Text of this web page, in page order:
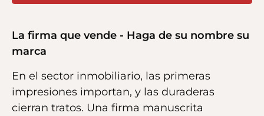
La firma que vende - Haga de su nombre su
marca
En el sector inmobiliario, las primeras
impresiones importan, y las duraderas
cierran tratos. Una firma manuscrita